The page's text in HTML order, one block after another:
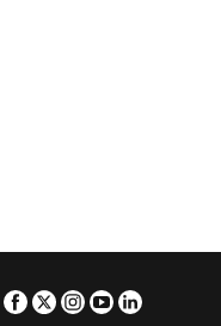
Facebook
TwitterInstagram
Youtube